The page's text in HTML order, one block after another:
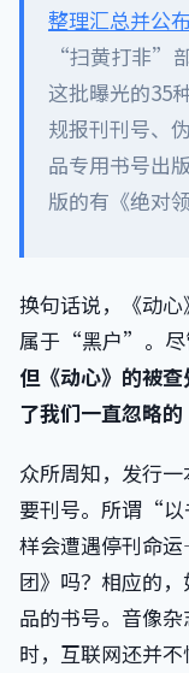
整理汇总并公
“扫黄打非”
这批曝光的35
规报刊刊号、
品专用书号出
版的有《绝对
换句话说，《动
属于“黑户”。尽
但《动心》的被
了我们一直忽略
众所周知，发行
要刊号。所谓“
样会遭遇停刊命
团》吗？相应的
品的书号。音像
时，互联网还并